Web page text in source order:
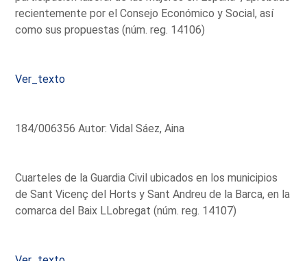
recientemente por el Consejo Económico y Social, así
como sus propuestas (núm. reg. 14106)
Ver_texto
184/006356 Autor: Vidal Sáez, Aina
Cuarteles de la Guardia Civil ubicados en los municipios
de Sant Vicenç del Horts y Sant Andreu de la Barca, en la
comarca del Baix LLobregat (núm. reg. 14107)